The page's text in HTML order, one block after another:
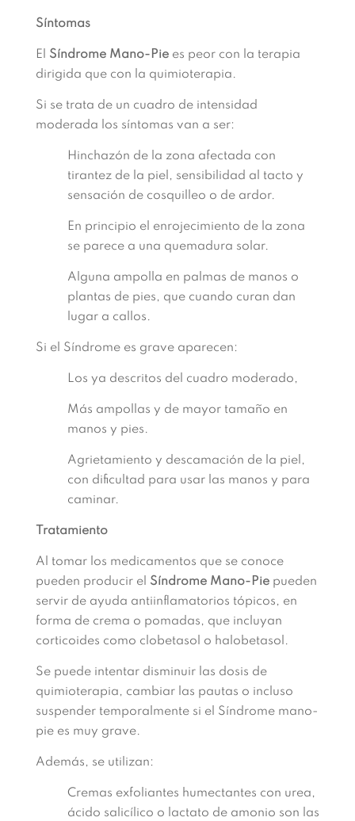
Síntomas
El Síndrome Mano-Piees peor con la terapia
dirigida que con la quimioterapia.
Si se trata de un cuadro de intensidad
moderada los síntomas van a ser:
Hinchazón de la zona afectada con
tirantez de la piel, sensibilidad al tacto y
sensación de cosquilleo o de ardor.
En principio el enrojecimiento de la zona
se parece a una quemadura solar.
Alguna ampolla en palmas de manos o
plantas de pies, que cuando curan dan
lugar a callos.
Si el Síndrome es grave aparecen:
Los ya descritos del cuadro moderado,
Más ampollas y de mayor tamaño en
manos y pies.
Agrietamiento y descamación de la piel,
con dificultad para usar las manos y para
caminar.
Tratamiento
Al tomar los medicamentos que se conoce
pueden producir el Síndrome Mano-Piepueden
servir de ayuda antiinflamatorios tópicos, en
forma de crema o pomadas, que incluyan
corticoides como clobetasol o halobetasol.
Se puede intentar disminuir las dosis de
quimioterapia, cambiar las pautas o incluso
suspender temporalmente si el Síndrome mano-
pie es muy grave.
Además, se utilizan:
Cremas exfoliantes humectantes con urea,
ácido salicílico o lactato de amonio son las